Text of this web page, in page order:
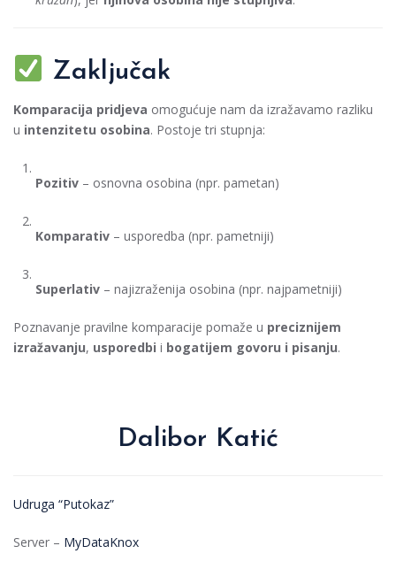
Zaključak
Komparacija pridjeva omogućuje nam da izražavamo razliku
u intenzitetu osobina. Postoje tri stupnja:
Pozitiv – osnovna osobina (npr. pametan)
Komparativ – usporedba (npr. pametniji)
Superlativ – najizraženija osobina (npr. najpametniji)
Poznavanje pravilne komparacije pomaže u preciznijem
izražavanju, usporedbi i bogatijem govoru i pisanju.
Dalibor Katić
Udruga “Putokaz”
Server – MyDataKnox